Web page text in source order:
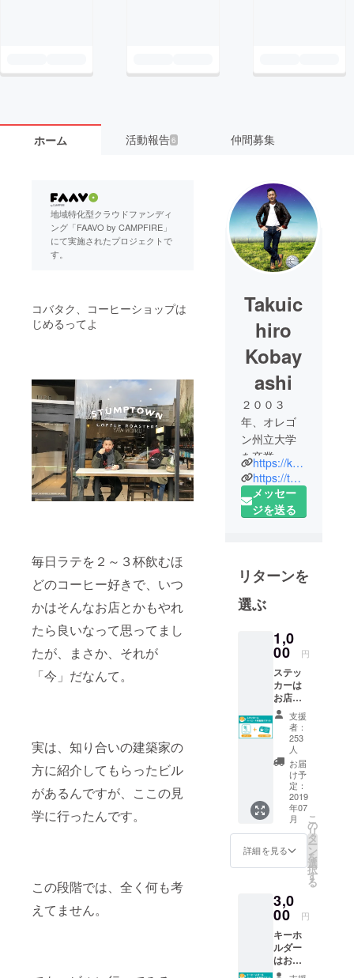
ホーム 活動報告6 仲間募集
地域特化型クラウドファンディ
ング「FAAVO by CAMPFIRE」
にて実施されたプロジェクトで
す。
コバタク、コーヒーショップは
じめるってよ
毎日ラテを２～３杯飲むほ
どのコーヒー好きで、いつ
かはそんなお店とかもやれ
たら良いなって思ってまし
たが、まさか、それが
「今」だなんて。
実は、知り合いの建築家の
方に紹介してもらったビル
があるんですが、ここの見
学に行ったんです。
この段階では、全く何も考
えてません。
Takuic
hiro
Kobay
ashi
２００３
年、オレゴ
ン州立大学
を卒業。
２００５年
より ZIP-
２００９年
４月から２
０１８年３
月まで朝の
『MORNING
CHARGE』
を担当。
現在、平日
（月〜木）
の午後の番
組『tTime』
B１リーグ所
属 シー
ホース三河
務める。
その他に
も、２０１
https://kobataku33.com/
https://twitter.com/kobataku33
メッセー
ジを送る
リターンを
選ぶ
1,0
00 円
ステッ
カーは
お店に
コー
ヒーを
飲みに
来られ
た時に
お渡し
しま
す。 今
後も
グッズ
として
ステッ
きます
が、今
回は、
このク
ラウド
ファン
支援
者：
253
人
お届
け予
定：
2019
年07
月
詳細を見る
こ
の
リ
タ
ー
ン
を
選
択
す
る
3,0
00 円
キーホ
ルダー
はお店
にコー